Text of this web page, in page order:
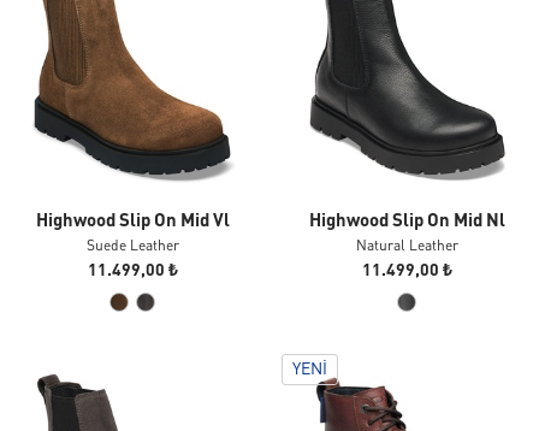
Highwood Slip On Mid Vl
Suede Leather
11.499,00 ₺
Highwood Slip On Mid Nl
Natural Leather
11.499,00 ₺
YENI